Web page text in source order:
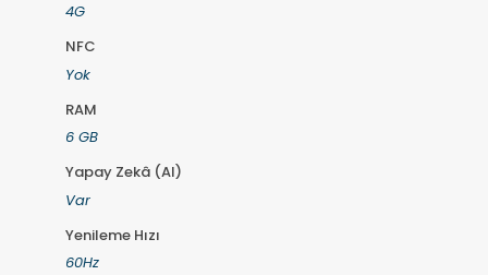
4G
NFC
Yok
RAM
6 GB
Yapay Zekâ (AI)
Var
Yenileme Hızı
60Hz